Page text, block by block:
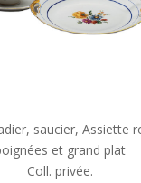
saucier, Assiette
et grand plat
Coll. privée.